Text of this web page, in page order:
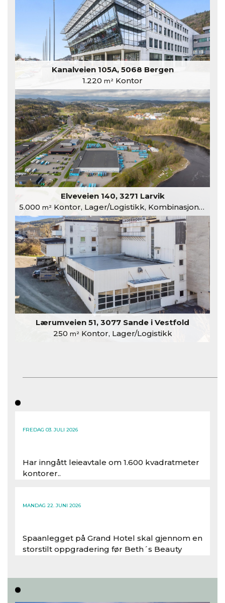
Kanalveien 105A, 5068 Bergen
1.220 m² Kontor
Elveveien 140, 3271 Larvik
5.000 m²Kontor, Lager/Logistikk, Kombinasjonslokaler
Lærumveien 51, 3077 Sande i Vestfold
250 m²Kontor, Lager/Logistikk
FREDAG 03. JULI 2026
Har inngått leieavtale om 1.600 kvadratmeter
kontorer..
MANDAG 22. JUNI 2026
Spaanlegget på Grand Hotel skal gjennom en
storstilt oppgradering før Beth´s Beauty
Les hele artikkelen